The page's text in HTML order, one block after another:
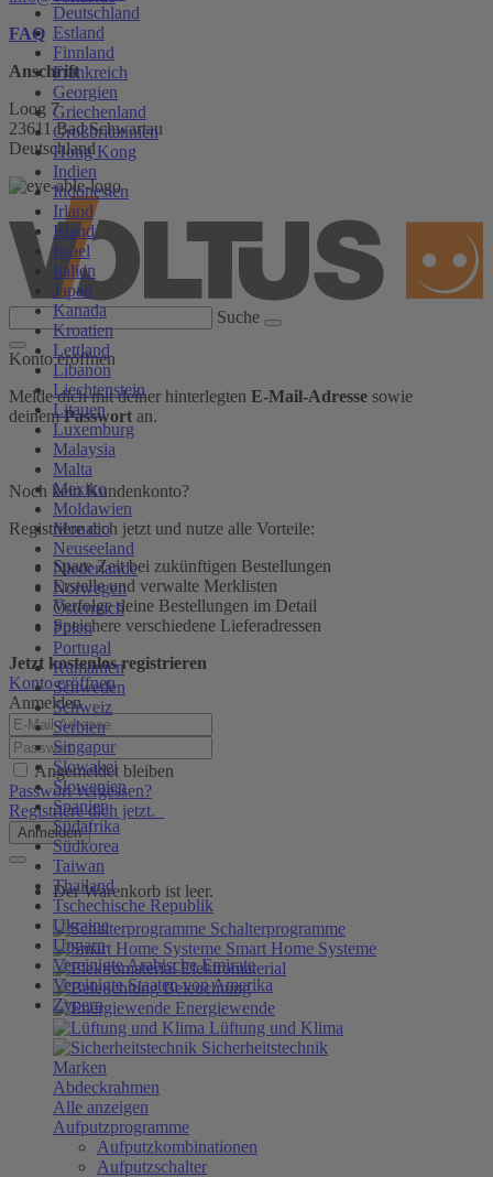
Deutschland
Estland
Finnland
Frankreich
Georgien
Griechenland
Großbritannien
Hong Kong
Indien
Indonesien
Irland
Island
Israel
Italien
Japan
Kanada
Kroatien
Lettland
Libanon
Liechtenstein
Litauen
Luxemburg
Malaysia
Malta
Mexiko
Moldawien
Monaco
Neuseeland
Niederlande
Norwegen
Österreich
Polen
Portugal
Rumänien
Schweden
Schweiz
Serbien
Singapur
Slowakei
Slowenien
Spanien
Südafrika
Südkorea
Taiwan
Thailand
Tschechische Republik
Ukraine
Ungarn
Vereinigte Arabische Emirate
Vereinigte Staaten von Amerika
Zypern
FAQ
Anschrift
Loog 7
23611 Bad Schwartau
Deutschland
Suche
Konto eröffnen
Melde dich mit deiner hinterlegten E-Mail-Adresse sowie
deinemPasswort an.
Noch kein Kundenkonto?
Registriere dich jetzt und nutze alle Vorteile:
Spare Zeit bei zukünftigen Bestellungen
Erstelle und verwalte Merklisten
Verfolge deine Bestellungen im Detail
Speichere verschiedene Lieferadressen
Jetzt kostenlos registrieren
Konto eröffnen
Anmelden
Angemeldet bleiben
Passwort vergessen?
Registriere dich jetzt.
Anmelden
Der Warenkorb ist leer.
Schalterprogramme
Smart Home Systeme
Elektromaterial
Beleuchtung
Energiewende
Lüftung und Klima
Sicherheitstechnik
Marken
Abdeckrahmen
Alle anzeigen
Aufputzprogramme
Aufputzkombinationen
Aufputzschalter